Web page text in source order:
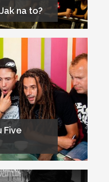
na to?
Five